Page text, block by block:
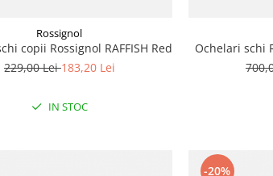
Rossignol
copii Rossignol RAFFISH Red
229,00 Lei183,20 Lei
IN STOC
Ochelari schi
-20%